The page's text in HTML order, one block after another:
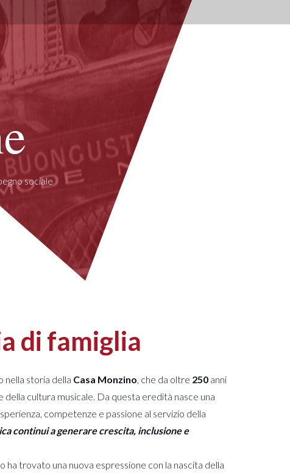
sociale
di famiglia
nella storia della Casa Monzino, che da oltre 250 anni
della cultura musicale. Da questa eredità nasce una
competenze e passione al servizio della
continui a generare crescita, inclusione e
trovato una nuova espressione con la nascita della